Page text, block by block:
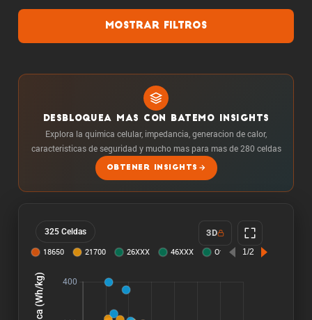
Mostrar filtros
DESBLOQUEA MAS CON BATEMO INSIGHTS
Explora la quimica celular, impedancia, generacion de calor,
caracteristicas de seguridad y mucho mas para mas de 280 celdas
OBTENER INSIGHTS
325 Celdas 3D